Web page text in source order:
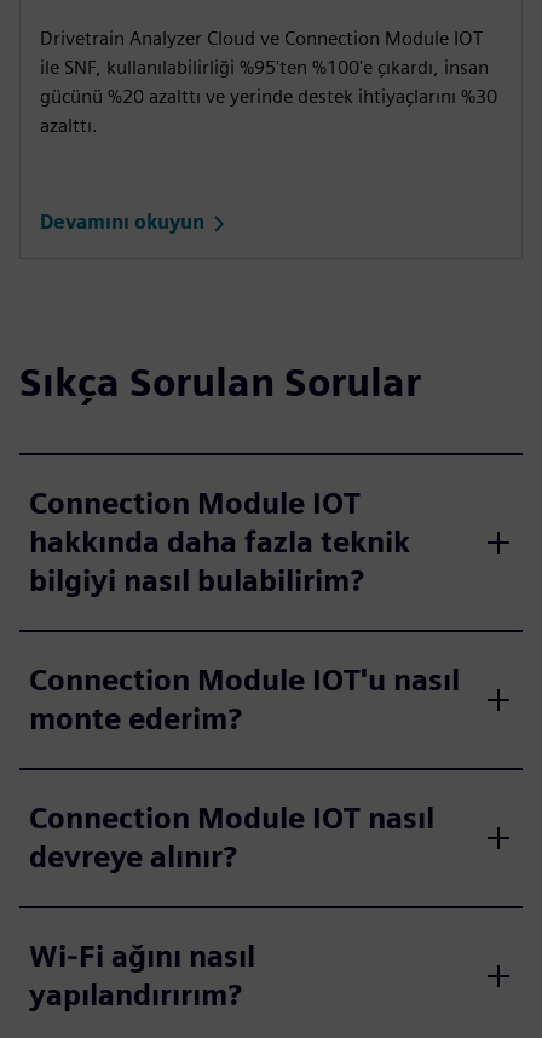
Drivetrain Analyzer Cloud ve Connection Module IOT
ile SNF, kullanılabilirliği %95'ten %100'e çıkardı, insan
gücünü %20 azalttı ve yerinde destek ihtiyaçlarını %30
azalttı.
Devamını okuyun
Sıkça Sorulan Sorular
Connection Module IOT
hakkında daha fazla teknik
bilgiyi nasıl bulabilirim?
Connection Module IOT'u nasıl
monte ederim?
Connection Module IOT nasıl
devreye alınır?
Wi-Fi ağını nasıl
yapılandırırım?